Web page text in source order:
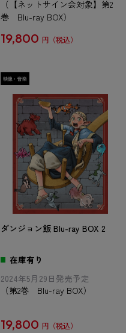
（【ネットサイン会対象】第2
巻 Blu-ray BOX）
19,800 円
ダンジョン飯 Blu-ray BOX 2
在庫有り
2024年5月29日発売予定
（第2巻 Blu-ray BOX）
19,800 円